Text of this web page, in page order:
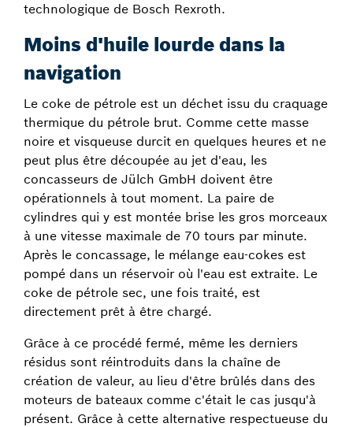
technologique de Bosch Rexroth.
Moins d'huile lourde dans la
navigation
Le coke de pétrole est un déchet issu du craquage
thermique du pétrole brut. Comme cette masse
noire et visqueuse durcit en quelques heures et ne
peut plus être découpée au jet d'eau, les
concasseurs de Jülch GmbH doivent être
opérationnels à tout moment. La paire de
cylindres qui y est montée brise les gros morceaux
à une vitesse maximale de 70 tours par minute.
Après le concassage, le mélange eau-cokes est
pompé dans un réservoir où l'eau est extraite. Le
coke de pétrole sec, une fois traité, est
directement prêt à être chargé.
Grâce à ce procédé fermé, même les derniers
résidus sont réintroduits dans la chaîne de
création de valeur, au lieu d'être brûlés dans des
moteurs de bateaux comme c'était le cas jusqu'à
présent. Grâce à cette alternative respectueuse du